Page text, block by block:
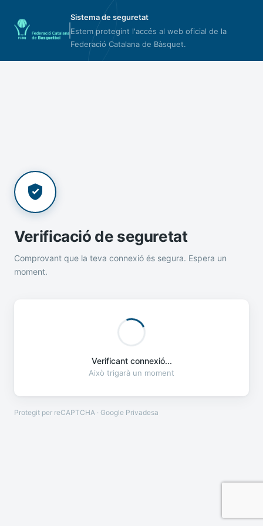
Sistema de seguretat
Estem protegint l'accés al web oficial de la
Federació Catalana de Bàsquet.
Verificació de seguretat
Comprovant que la teva connexió és segura. Espera un
moment.
Verificant connexió...
Això trigarà un moment
Protegit per reCAPTCHA · Google Privadesa